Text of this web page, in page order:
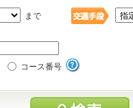
まで
コース番号